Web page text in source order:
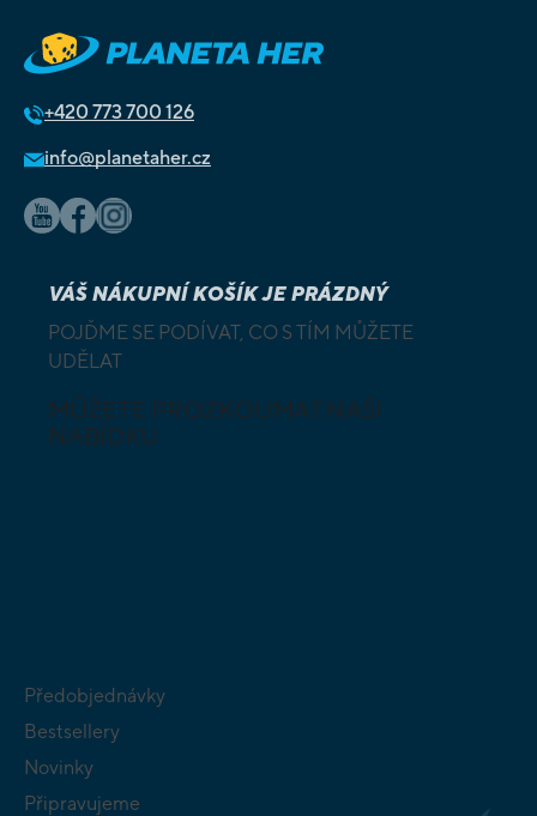
+420 773 700 126
info@planetaher.cz
VÁŠ NÁKUPNÍ KOŠÍK JE PRÁZDNÝ
POJĎME SE PODÍVAT, CO S TÍM MŮŽETE
UDĚLAT
MŮŽETE PROZKOUMAT NAŠI
NABÍDKU
Předobjednávky
Bestsellery
Novinky
Připravujeme